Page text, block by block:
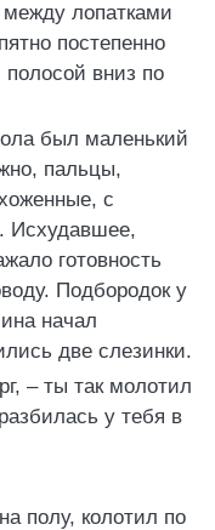
между лопатками
постепенно
вниз по
был маленький
пальцы,
с
Исхудавшее,
готовность
Подбородок у
начал
две слезинки.
– ты так молотил
у тебя в
полу, колотил по